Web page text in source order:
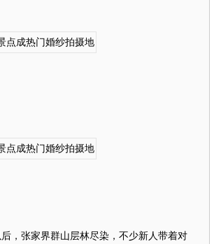
张家界群山层林尽染，不少新人带着对